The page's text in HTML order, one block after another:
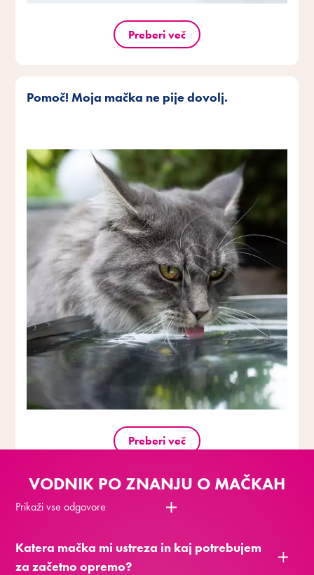
Preberi več
Pomoč! Moja mačka ne pije dovolj.
Preberi več
VODNIK PO ZNANJU O MAČKAH
Prikaži vse odgovore
Katera mačka mi ustreza in kaj potrebujem
za začetno opremo?